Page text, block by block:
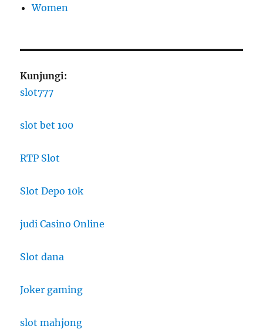
Women
Kunjungi:
slot777
slot bet 100
RTP Slot
Slot Depo 10k
judi Casino Online
Slot dana
Joker gaming
slot mahjong